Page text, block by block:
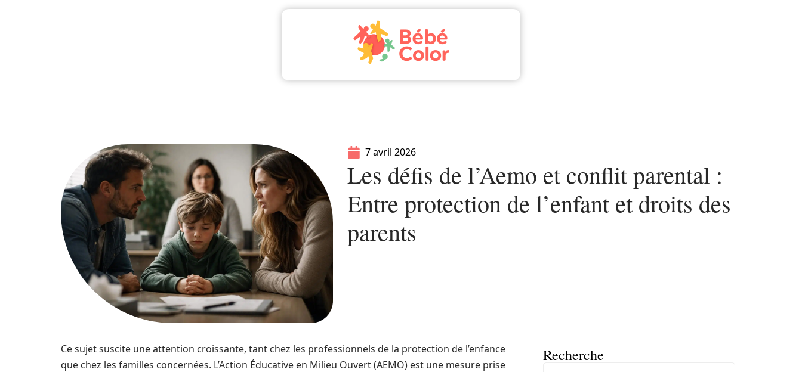
7 avril 2026
Les défis de l’Aemo et conflit parental :
Entre protection de l’enfant et droits des
parents
Ce sujet suscite une attention croissante, tant chez les professionnels de la protection de l’enfance
que chez les familles concernées. L’Action Éducative en Milieu Ouvert (AEMO) est une mesure prise
Recherche